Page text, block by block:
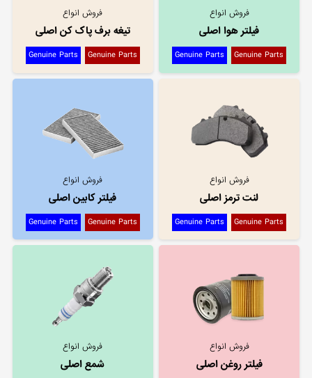
فروش انواع
فیلتر هوا اصلی
Genuine Parts
Genuine Parts
فروش انواع
تیغه برف پاک کن اصلی
Genuine Parts
Genuine Parts
فروش انواع
لنت ترمز اصلی
Genuine Parts
Genuine Parts
فروش انواع
فیلتر کابین اصلی
Genuine Parts
Genuine Parts
فروش انواع
فیلتر روغن اصلی
فروش انواع
شمع اصلی